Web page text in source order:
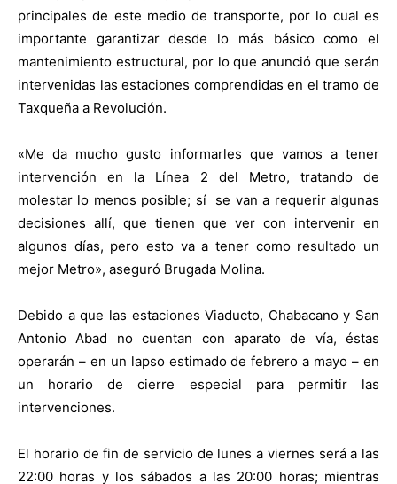
principales de este medio de transporte, por lo cual es
importante garantizar desde lo más básico como el
mantenimiento estructural, por lo que anunció que serán
intervenidas las estaciones comprendidas en el tramo de
Taxqueña a Revolución.
«Me da mucho gusto informarles que vamos a tener
intervención en la Línea 2 del Metro, tratando de
molestar lo menos posible; sí se van a requerir algunas
decisiones allí, que tienen que ver con intervenir en
algunos días, pero esto va a tener como resultado un
mejor Metro», aseguró Brugada Molina.
Debido a que las estaciones Viaducto, Chabacano y San
Antonio Abad no cuentan con aparato de vía, éstas
operarán – en un lapso estimado de febrero a mayo – en
un horario de cierre especial para permitir las
intervenciones.
El horario de fin de servicio de lunes a viernes será a las
22:00 horas y los sábados a las 20:00 horas; mientras